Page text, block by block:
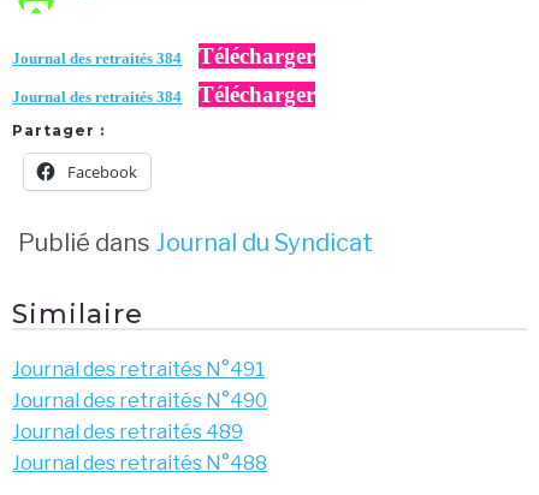
Journal des retraités 384 Télécharger
Journal des retraités 384 Télécharger
Partager :
Facebook
Publié dans Journal du Syndicat
Similaire
Journal des retraités N°491
Journal des retraités N°490
Journal des retraités 489
Journal des retraités N°488